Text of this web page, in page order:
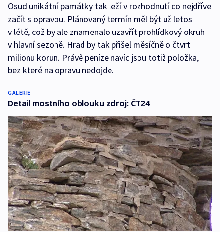
Osud unikátní památky tak leží v rozhodnutí co nejdříve
začít s opravou. Plánovaný termín měl být už letos
v létě, což by ale znamenalo uzavřít prohlídkový okruh
v hlavní sezoně. Hrad by tak přišel měsíčně o čtvrt
milionu korun. Právě peníze navíc jsou totiž položka,
bez které na opravu nedojde.
GALERIE
Detail mostního oblouku zdroj: ČT24